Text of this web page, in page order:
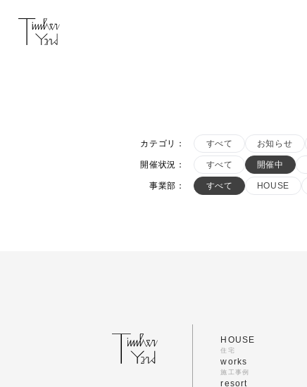
カテゴリ ： すべて お知らせ
開催状況 ： すべて 開催中
事業部 ： すべて HOUSE
HOUSE
住宅
works
施工事例
resort